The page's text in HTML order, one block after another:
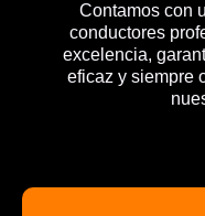
Contamos con
conductores
excelencia,
eficaz y siempre